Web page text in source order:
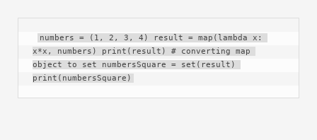
numbers = (1, 2, 3, 4) result = map(lambda x:
x*x, numbers) print(result) # converting map
object to set numbersSquare = set(result)
print(numbersSquare)